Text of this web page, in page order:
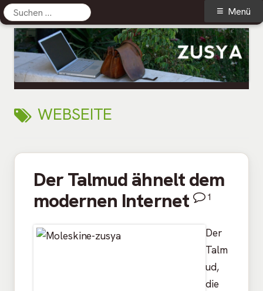
Springe
zum
Inhalt
Primäres
Menü
Menü
Suchen
SCHLAGWORT:
WEBSEITE
Der Talmud ähnelt dem
modernen Internet
1
Der
Talm
ud,
die